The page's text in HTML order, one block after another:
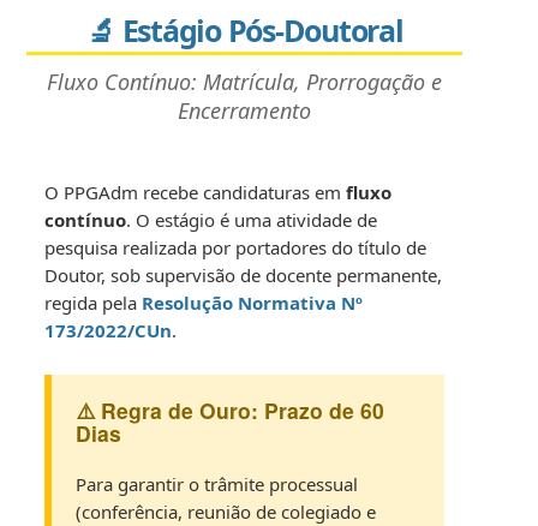
🔬 Estágio Pós-Doutoral
Fluxo Contínuo: Matrícula, Prorrogação e
Encerramento
O PPGAdm recebe candidaturas emfluxo
contínuo. O estágio é uma atividade de
pesquisa realizada por portadores do título de
Doutor, sob supervisão de docente permanente,
regida pela Resolução Normativa Nº
173/2022/CUn.
⚠️ Regra de Ouro: Prazo de 60
Dias
Para garantir o trâmite processual
(conferência, reunião de colegiado e